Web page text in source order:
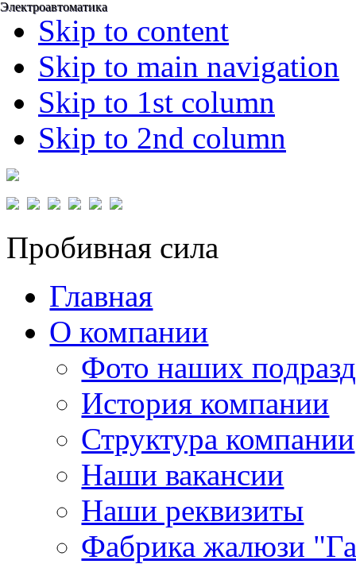
Skip to content
Skip to main navigation
Skip to 1st column
Skip to 2nd column
Электроавтоматика
Электроавтоматика
Пробивная сила
Главная
О компании
Фото наших
История компании
Структура компании
Наши вакансии
Наши реквизиты
Фабрика жалюзи